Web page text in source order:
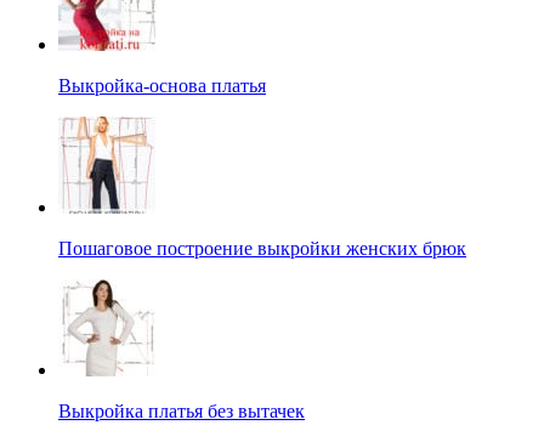
Выкройка-основа платья
Пошаговое построение выкройки женских брюк
Выкройка платья без вытачек